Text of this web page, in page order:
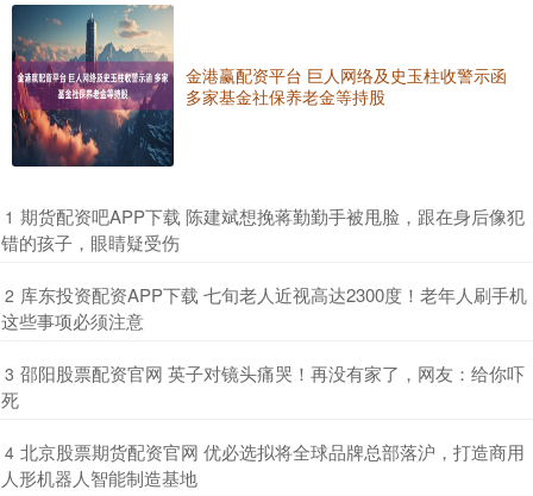
金港赢配资平台 巨人网络及史玉柱收警示函
多家基金社保养老金等持股
1 ​期货配资吧APP下载 陈建斌想挽蒋勤勤手被甩脸，跟在身后像犯
错的孩子，眼睛疑受伤
2 ​库东投资配资APP下载 七旬老人近视高达2300度！老年人刷手机
这些事项必须注意
3 ​邵阳股票配资官网 英子对镜头痛哭！再没有家了，网友：给你吓
死
4 ​北京股票期货配资官网 优必选拟将全球品牌总部落沪，打造商用
人形机器人智能制造基地